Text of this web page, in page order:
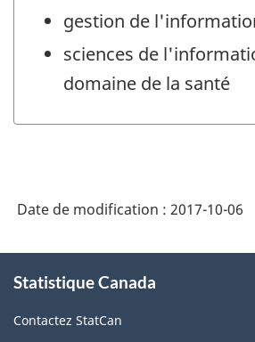
gestion de
sciences de
domaine de la santé
Date de modification : 2017-10-06
propos
ce
Statistique Canada
Contactez StatCan